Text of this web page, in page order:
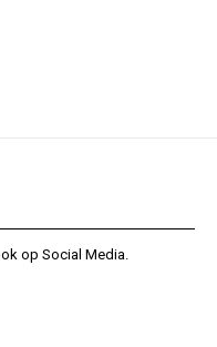
op Social Media.